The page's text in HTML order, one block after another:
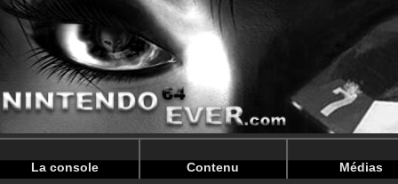
Warning: Undefined array key "HTTP_REFERER" in /
Warning: Undefined array key "HTTP_REFERER" in /
La console Contenu Médias